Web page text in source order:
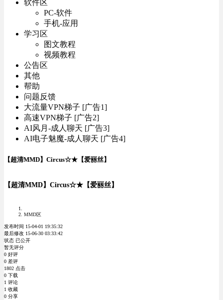
软件区
PC-软件
手机-应用
学习区
图文教程
视频教程
公告区
其他
帮助
问题反馈
大流量VPN梯子 [广告1]
高速VPN梯子 [广告2]
AI风月-成人聊天 [广告3]
AI电子魅魔-成人聊天 [广告4]
【超清MMD】Circus☆★【爱丽丝】
【超清MMD】Circus☆★【爱丽丝】
MMD区
发布时间 15-04-01 19:35:32
最后修改 15-06-30 03:33:42
状态 已公开
暂无评分
0 好评
0 差评
1802 点击
0 下载
1 评论
1 收藏
0 分享